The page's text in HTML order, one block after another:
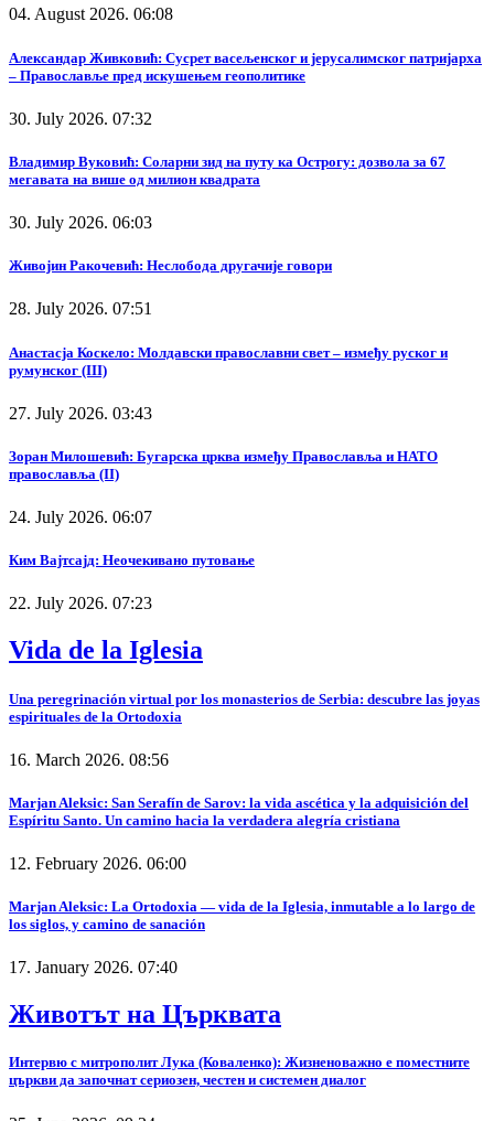
04. August 2026. 06:08
Александар Живковић: Сусрет васељенског и јерусалимског патријарха
– Православље пред искушењем геополитике
30. July 2026. 07:32
Владимир Вуковић: Соларни зид на путу ка Острогу: дозвола за 67
мегавата на више од милион квадрата
30. July 2026. 06:03
Живојин Ракочевић: Неслобода другачије говори
28. July 2026. 07:51
Анастасја Коскело: Молдавски православни свет – између руског и
румунског (III)
27. July 2026. 03:43
Зоран Милошевић: Бугарска црква између Православља и НАТО
православља (II)
24. July 2026. 06:07
Ким Вајтсајд: Неочекивано путовање
22. July 2026. 07:23
Vida de la Iglesia
Una peregrinación virtual por los monasterios de Serbia: descubre las joyas
espirituales de la Ortodoxia
16. March 2026. 08:56
Marjan Aleksic: San Serafín de Sarov: la vida ascética y la adquisición del
Espíritu Santo. Un camino hacia la verdadera alegría cristiana
12. February 2026. 06:00
Marjan Aleksic: La Ortodoxia — vida de la Iglesia, inmutable a lo largo de
los siglos, y camino de sanación
17. January 2026. 07:40
Животът на Църквата
Интервю с митрополит Лука (Коваленко): Жизненоважно е поместните
църкви да започнат сериозен, честен и системен диалог